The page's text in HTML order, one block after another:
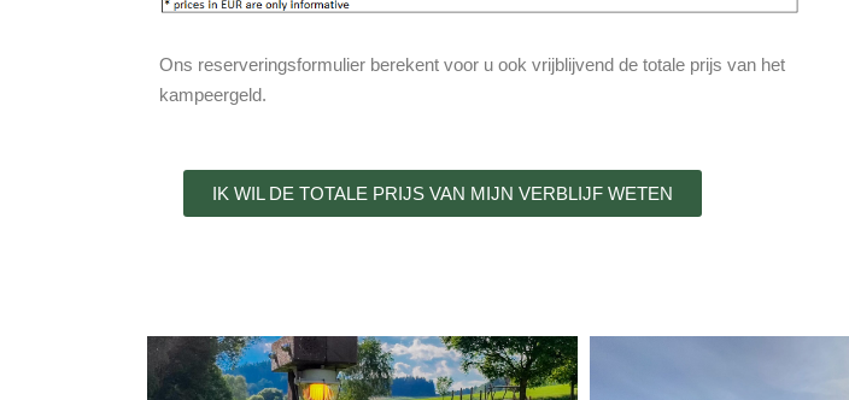
Ons reserveringsformulier berekent voor u ook vrijblijvend de totale prijs van het
kampeergeld.
IK WIL DE TOTALE PRIJS VAN MIJN VERBLIJF WETEN